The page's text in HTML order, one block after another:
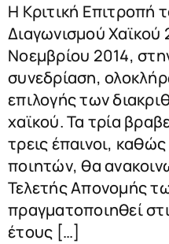
Η Κριτική Επιτροπή
Διαγωνισμού
Νοεμβρίου 2014,
συνεδρίαση,
επιλογής των
χαϊκού. Τα τρία
τρεις έπαινοι,
ποιητών, θα
Τελετής Απονομής
πραγματοποιηθεί
έτους […]